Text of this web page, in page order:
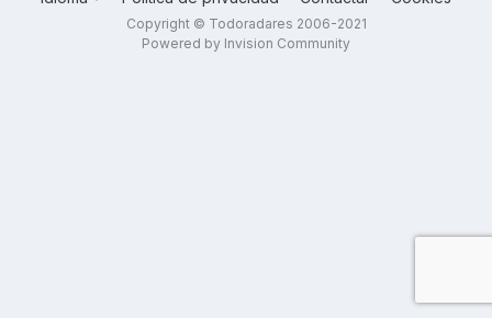
Copyright © Todoradares 2006-2021
Powered by Invision Community